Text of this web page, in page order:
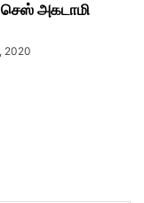
அகடாமி
2020